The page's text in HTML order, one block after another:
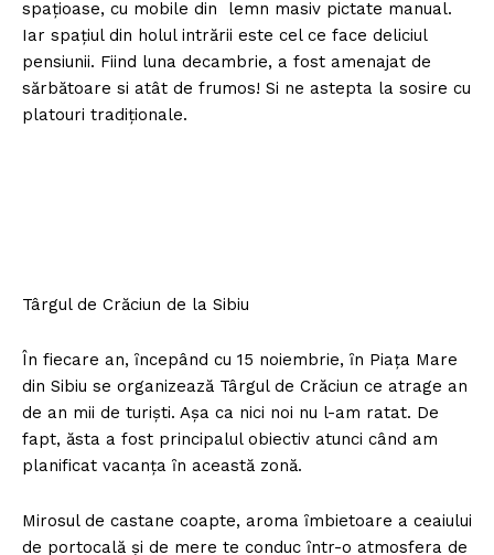
spaţioase, cu mobile din lemn masiv pictate manual.
Iar spaţiul din holul intrării este cel ce face deliciul
pensiunii. Fiind luna decambrie, a fost amenajat de
sărbătoare si atât de frumos! Si ne astepta la sosire cu
platouri tradiţionale.
Târgul de Crăciun de la Sibiu
În fiecare an, ȋncepând cu 15 noiembrie, ȋn Piaţa Mare
din Sibiu se organizează Târgul de Crăciun ce atrage an
de an mii de turişti. Aşa ca nici noi nu l-am ratat. De
fapt, ăsta a fost principalul obiectiv atunci când am
planificat vacanţa ȋn această zonă.
Mirosul de castane coapte, aroma ȋmbietoare a ceaiului
de portocală şi de mere te conduc ȋntr-o atmosfera de